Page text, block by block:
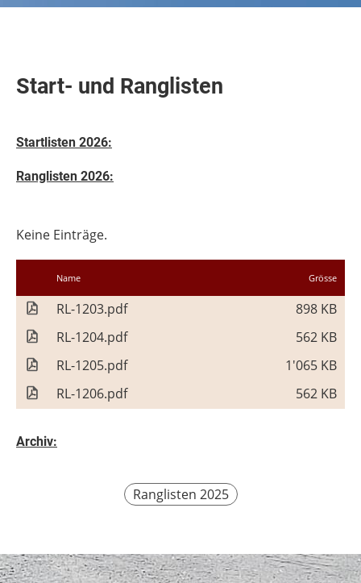
Start- und Ranglisten
Startlisten 2026:
Ranglisten 2026:
Keine Einträge.
Name Grösse
RL-1203.pdf
898 KB
RL-1204.pdf
562 KB
RL-1205.pdf
1'065 KB
RL-1206.pdf
562 KB
Archiv:
Ranglisten 2025